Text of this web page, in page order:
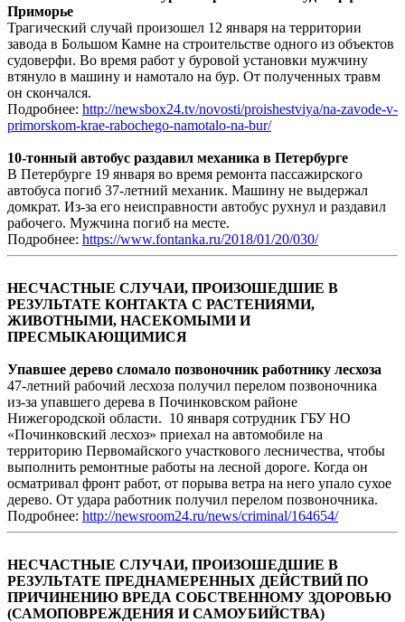
Приморье
Трагический случай произошел 12 января на территории
завода в Большом Камне на строительстве одного из объектов
судоверфи. Во время работ у буровой установки мужчину
втянуло в машину и намотало на бур. От полученных травм
он скончался.
Подробнее: http://newsbox24.tv/novosti/proishestviya/na-zavode-v-
primorskom-krae-rabochego-namotalo-na-bur/
10-тонный автобус раздавил механика в Петербурге
В Петербурге 19 января во время ремонта пассажирского
автобуса погиб 37-летний механик. Машину не выдержал
домкрат. Из-за его неисправности автобус рухнул и раздавил
рабочего. Мужчина погиб на месте.
Подробнее: https://www.fontanka.ru/2018/01/20/030/
НЕСЧАСТНЫЕ СЛУЧАИ, ПРОИЗОШЕДШИЕ В
РЕЗУЛЬТАТЕ КОНТАКТА С РАСТЕНИЯМИ,
ЖИВОТНЫМИ, НАСЕКОМЫМИ И
ПРЕСМЫКАЮЩИМИСЯ
Упавшее дерево сломало позвоночник работнику лесхоза
47-летний рабочий лесхоза получил перелом позвоночника
из-за упавшего дерева в Починковском районе
Нижегородской области. 10 января сотрудник ГБУ НО
«Починковский лесхоз» приехал на автомобиле на
территорию Первомайского участкового лесничества, чтобы
выполнить ремонтные работы на лесной дороге. Когда он
осматривал фронт работ, от порыва ветра на него упало сухое
дерево. От удара работник получил перелом позвоночника.
Подробнее: http://newsroom24.ru/news/criminal/164654/
НЕСЧАСТНЫЕ СЛУЧАИ, ПРОИЗОШЕДШИЕ В
РЕЗУЛЬТАТЕ ПРЕДНАМЕРЕННЫХ ДЕЙСТВИЙ ПО
ПРИЧИНЕНИЮ ВРЕДА СОБСТВЕННОМУ ЗДОРОВЬЮ
(САМОПОВРЕЖДЕНИЯ И САМОУБИЙСТВА)